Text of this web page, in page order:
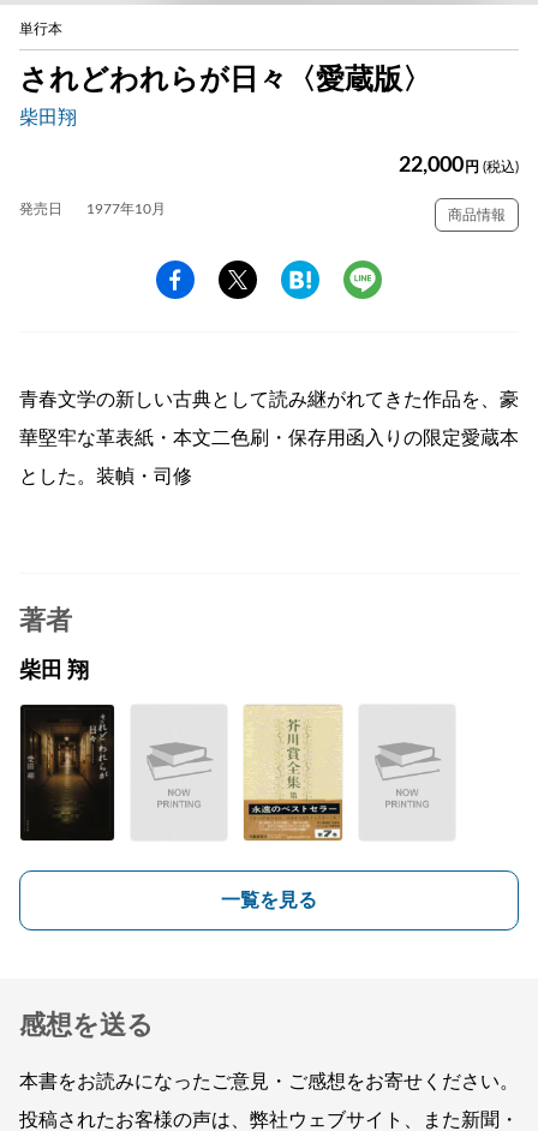
単行本
されどわれらが日々〈愛蔵版〉
柴田翔
22,000 円 (税込)
発売日 1977年10月 商品情報
青春文学の新しい古典として読み継がれてきた作品を、豪
華堅牢な革表紙・本文二色刷・保存用函入りの限定愛蔵本
とした。装幀・司修
著者
柴田 翔
一覧を見る
感想を送る
本書をお読みになったご意見・ご感想をお寄せください。
投稿されたお客様の声は、弊社ウェブサイト、また新聞・